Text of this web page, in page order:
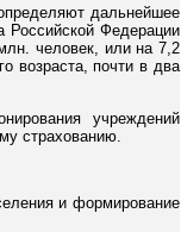
дальнейшее
Российской Федерации
человек, или на 7,2
возраста, почти в два
учреждений
страхованию.
и формирование